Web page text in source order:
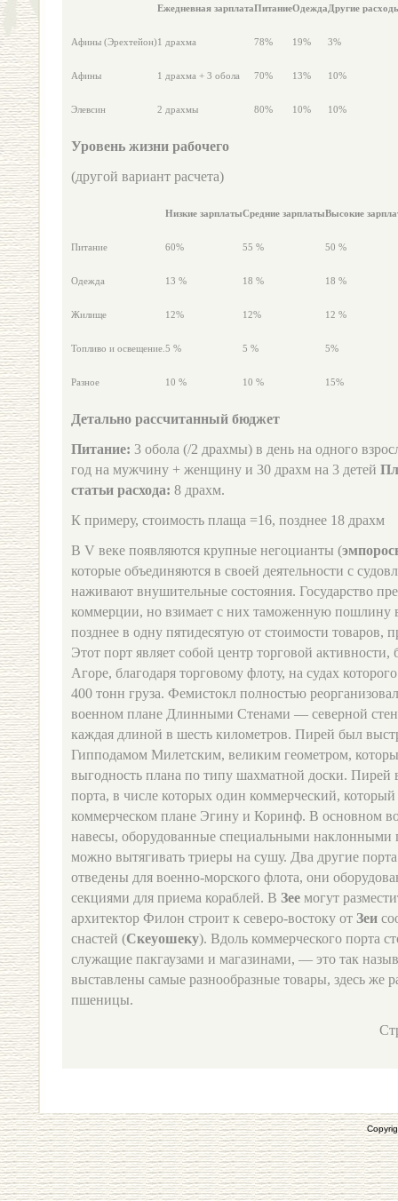
Ежедневная зарплатаПитаниеОдеждаДругие
Афины (Эрехтейон)1 драхма 78% 19% 3%
Афины 1 драхма + 3 обола 70% 13% 10%
Элевсин 2 драхмы 80% 10% 10%
Уровень жизни рабочего
(другой вариант расчета)
Низкие зарплатыСредние зарплатыВысокие
Питание 60% 55 % 50 %
Одежда 13 % 18 % 18 %
Жилище 12% 12% 12 %
Топливо и освещение. 5 % 5 % 5%
Разное 10 % 10 % 15%
Детально рассчитанный бюджет
Питание: 3 обола (/2 драхмы) в день на одного
год на мужчину + женщину и 30 драхм на 3 детей
статьи расхода: 8 драхм.
К примеру, стоимость плаща =16, позднее 18 драхм
В V веке появляются крупные негоцианты (
которые объединяются в своей деятельности с
наживают внушительные состояния. Государство
коммерции, но взимает с них таможенную пошлину
позднее в одну пятидесятую от стоимости товаров,
Этот порт являет собой центр торговой активности,
Агоре, благодаря торговому флоту, на судах
400 тонн груза. Фемистокл полностью
военном плане Длинными Стенами — северной
каждая длиной в шесть километров. Пирей был
Гипподамом Милетским, великим геометром,
выгодность плана по типу шахматной доски. Пирей
порта, в числе которых один коммерческий,
коммерческом плане Эгину и Коринф. В основном
навесы, оборудованные специальными наклонными
можно вытягивать триеры на сушу. Два другие
отведены для военно-морского флота, они
секциями для приема кораблей. В Зее могут
архитектор Филон строит к северо-востоку от Зеи
снастей (Скеуошеку). Вдоль коммерческого порта
служащие пакгаузами и магазинами, — это так
выставлены самые разнообразные товары, здесь же
пшеницы.